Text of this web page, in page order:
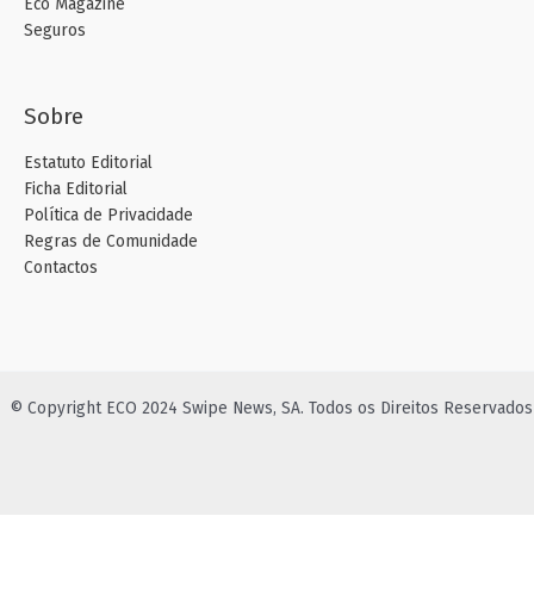
Eco Magazine
Seguros
Sobre
Estatuto Editorial
Ficha Editorial
Política de Privacidade
Regras de Comunidade
Contactos
© Copyright ECO 2024 Swipe News, SA. Todos os Direitos Reservados